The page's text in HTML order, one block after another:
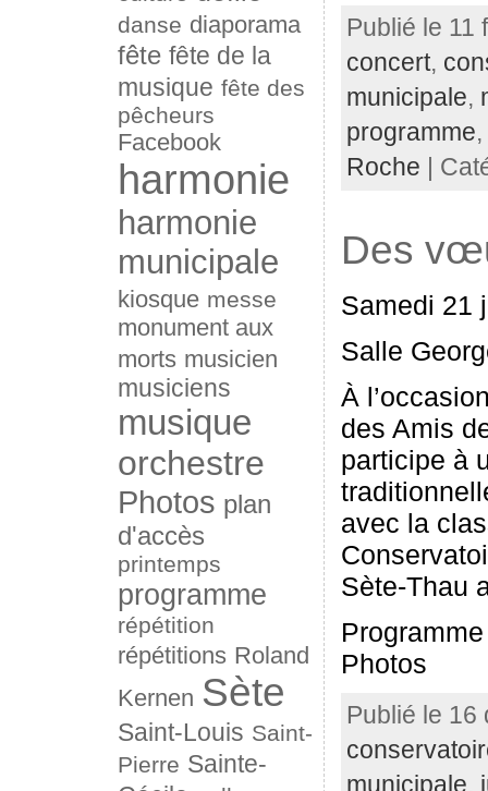
danse diaporama
fête fête de la
musique fête des
pêcheurs
Facebook
harmonie
harmonie
municipale
kiosque messe
monument aux
morts musicien
musiciens
musique
orchestre
Photos plan
d'accès
printemps
programme
répétition
répétitions Roland
Kernen Sète
Saint-Louis Saint-
Pierre Sainte-
Publié le
concert,
municipale,
programme,
Roche |
Des
Samedi 21
Salle
À
des Amis
participe à
avec la
Sète-Thau
Programme
Photos
Publié le
municipale,